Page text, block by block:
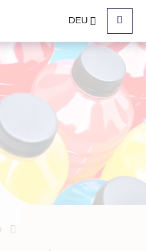
DEU
Menu